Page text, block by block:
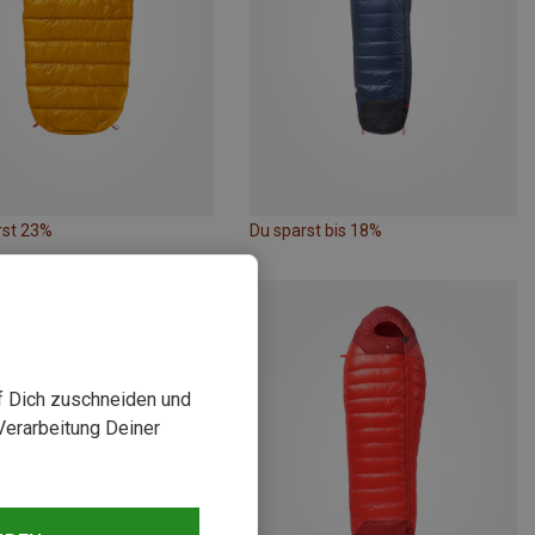
23% Du sparst bis 18%
zuschneiden und
Deiner